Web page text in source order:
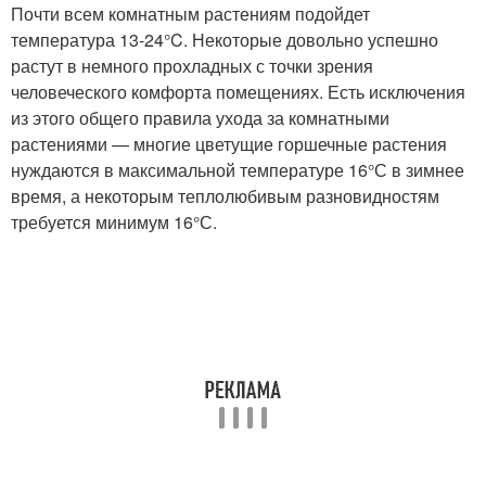
Почти всем комнатным растениям подойдет
температура 13-24°C. Некоторые довольно успешно
растут в немного прохладных с точки зрения
человеческого комфорта помещениях. Есть исключения
из этого общего правила ухода за комнатными
растениями — многие цветущие горшечные растения
нуждаются в максимальной температуре 16°С в зимнее
время, а некоторым теплолюбивым разновидностям
требуется минимум 16°С.